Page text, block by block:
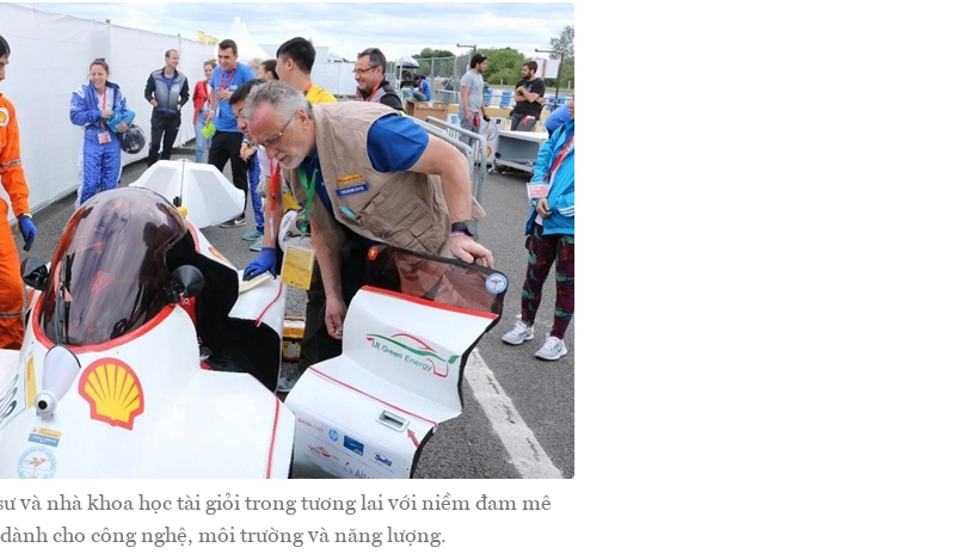
và nhà khoa học tài giỏi trong tương lai với niềm đam mê
cho công nghệ, môi trường và năng lượng.